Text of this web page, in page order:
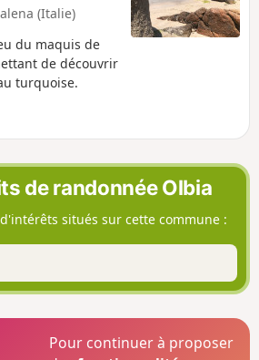
(Italie)
du maquis de
de découvrir
turquoise.
de randonnée Olbia
situés sur cette commune :
Pour continuer à proposer